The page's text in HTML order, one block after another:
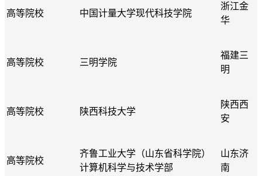
高等院校 中国计量大学现代科技学院
浙江金
华
高等院校 三明学院
福建三
明
高等院校 陕西科技大学
陕西西
安
高等院校
齐鲁工业大学（山东省科学院）
计算机科学与技术学部
山东济
南